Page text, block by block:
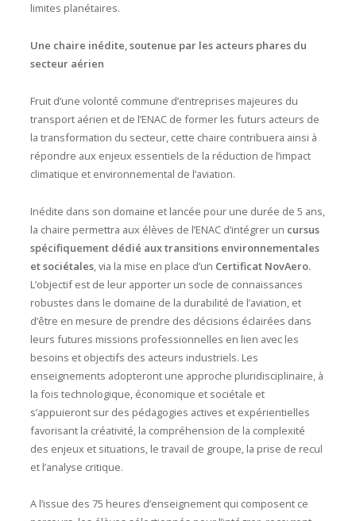
limites planétaires.
Une chaire inédite, soutenue par les acteurs phares du
secteur aérien
Fruit d’une volonté commune d’entreprises majeures du
transport aérien et de l’ENAC de former les futurs acteurs de
la transformation du secteur, cette chaire contribuera ainsi à
répondre aux enjeux essentiels de la réduction de l’impact
climatique et environnemental de l’aviation.
Inédite dans son domaine et lancée pour une durée de 5 ans,
la chaire permettra aux élèves de l’ENAC d’intégrer un cursus
spécifiquement dédié aux transitions environnementales
et sociétales, via la mise en place d’un Certificat NovAero.
L’objectif est de leur apporter un socle de connaissances
robustes dans le domaine de la durabilité de l’aviation, et
d’être en mesure de prendre des décisions éclairées dans
leurs futures missions professionnelles en lien avec les
besoins et objectifs des acteurs industriels. Les
enseignements adopteront une approche pluridisciplinaire, à
la fois technologique, économique et sociétale et
s’appuieront sur des pédagogies actives et expérientielles
favorisant la créativité, la compréhension de la complexité
des enjeux et situations, le travail de groupe, la prise de recul
et l’analyse critique.
A l’issue des 75 heures d’enseignement qui composent ce